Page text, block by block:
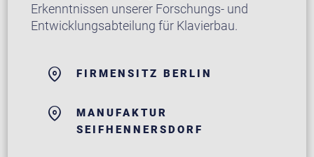
Erkenntnissen unserer Forschungs- und
Entwicklungsabteilung für Klavierbau.
FIRMENSITZ BERLIN
MANUFAKTUR
SEIFHENNERSDORF